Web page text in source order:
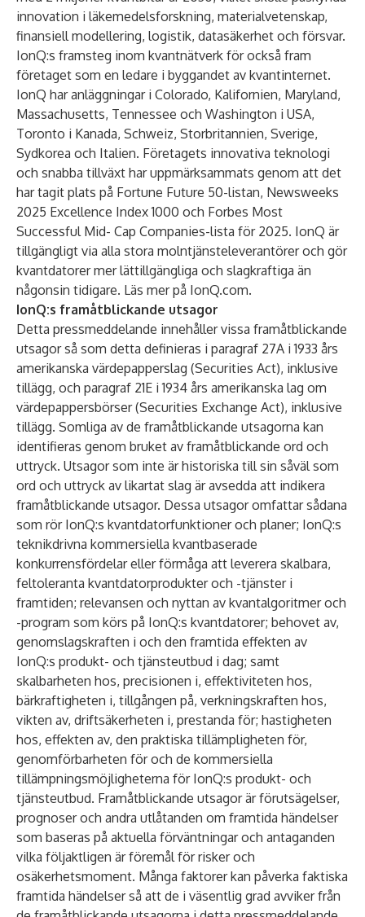
innovation i läkemedelsforskning, materialvetenskap,
finansiell modellering, logistik, datasäkerhet och försvar.
IonQ:s framsteg inom kvantnätverk för också fram
företaget som en ledare i byggandet av kvantinternet.
IonQ har anläggningar i Colorado, Kalifornien, Maryland,
Massachusetts, Tennessee och Washington i USA,
Toronto i Kanada, Schweiz, Storbritannien, Sverige,
Sydkorea och Italien. Företagets innovativa teknologi
och snabba tillväxt har uppmärksammats genom att det
har tagit plats på Fortune Future 50-listan, Newsweeks
2025 Excellence Index 1000 och Forbes Most
Successful Mid- Cap Companies-lista för 2025. IonQ är
tillgängligt via alla stora molntjänsteleverantörer och gör
kvantdatorer mer lättillgängliga och slagkraftiga än
någonsin tidigare. Läs mer på IonQ.com.
IonQ:s framåtblickande utsagor
Detta pressmeddelande innehåller vissa framåtblickande
utsagor så som detta definieras i paragraf 27A i 1933 års
amerikanska värdepapperslag (Securities Act), inklusive
tillägg, och paragraf 21E i 1934 års amerikanska lag om
värdepappersbörser (Securities Exchange Act), inklusive
tillägg. Somliga av de framåtblickande utsagorna kan
identifieras genom bruket av framåtblickande ord och
uttryck. Utsagor som inte är historiska till sin såväl som
ord och uttryck av likartat slag är avsedda att indikera
framåtblickande utsagor. Dessa utsagor omfattar sådana
som rör IonQ:s kvantdatorfunktioner och planer; IonQ:s
teknikdrivna kommersiella kvantbaserade
konkurrensfördelar eller förmåga att leverera skalbara,
feltoleranta kvantdatorprodukter och -tjänster i
framtiden; relevansen och nyttan av kvantalgoritmer och
-program som körs på IonQ:s kvantdatorer; behovet av,
genomslagskraften i och den framtida effekten av
IonQ:s produkt- och tjänsteutbud i dag; samt
skalbarheten hos, precisionen i, effektiviteten hos,
bärkraftigheten i, tillgången på, verkningskraften hos,
vikten av, driftsäkerheten i, prestanda för; hastigheten
hos, effekten av, den praktiska tillämpligheten för,
genomförbarheten för och de kommersiella
tillämpningsmöjligheterna för IonQ:s produkt- och
tjänsteutbud. Framåtblickande utsagor är förutsägelser,
prognoser och andra utlåtanden om framtida händelser
som baseras på aktuella förväntningar och antaganden
vilka följaktligen är föremål för risker och
osäkerhetsmoment. Många faktorer kan påverka faktiska
framtida händelser så att de i väsentlig grad avviker från